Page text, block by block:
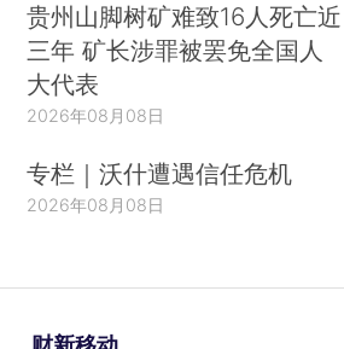
贵州山脚树矿难致16人死亡近
三年 矿长涉罪被罢免全国人
大代表
2026年08月08日
专栏｜沃什遭遇信任危机
2026年08月08日